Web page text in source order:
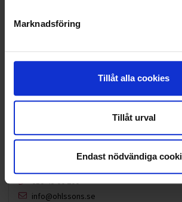
Marknadsföring
Tillåt alla cookies
Tillåt urval
Endast nödvändiga
KUNDTJÄNST
010-45 00 200​
info@ohlssons.se